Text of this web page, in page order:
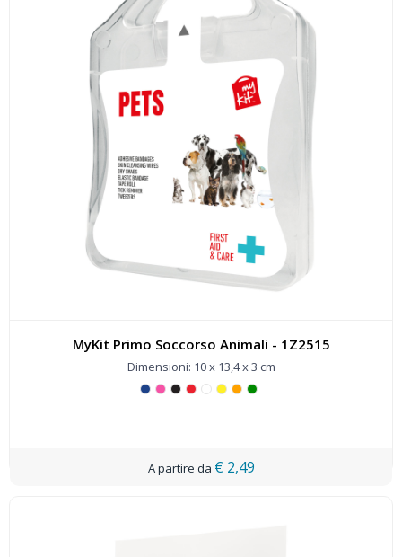
MyKit Primo Soccorso Animali - 1Z2515
Dimensioni: 10 x 13,4 x 3 cm
€ 2,49